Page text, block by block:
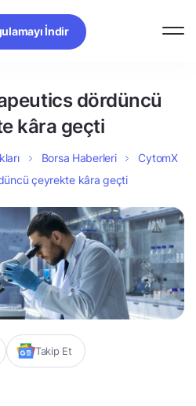
İndir
dördüncü
kâra geçti
Borsa Haberleri
CytomX
çeyrekte kâra geçti
Takip Et